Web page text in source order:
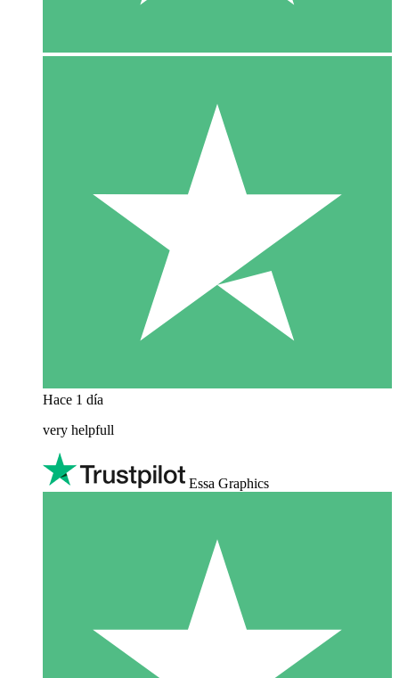
Hace 1 día
very helpfull
Essa Graphics